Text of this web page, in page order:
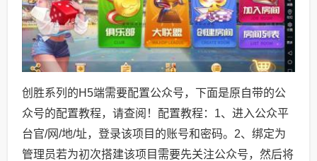
创胜系列的H5端需要配置公众号，下面是原自带的公
众号的配置教程，请查阅！配置教程：1、进入公众平
台官/网/地/址，登录该项目的账号和密码。2、绑定为
管理员若为初次搭建该项目需要先关注公众号，然后将